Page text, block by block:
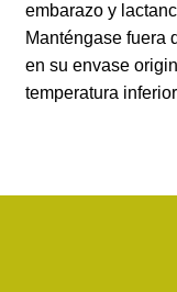
embarazo y
Manténgase fuera
en su envase
temperatura